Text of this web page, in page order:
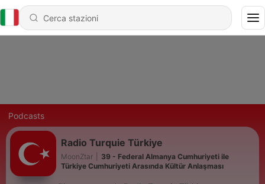
Podcasts
Radio Turquie Türkiye
MoonZtar
39 - Federal Almanya Cumhuriyeti ile
Türkiye Cumhuriyeti Arasında Kültür Anlaşması